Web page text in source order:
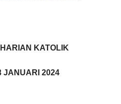
KATOLIK
JANUARI 2024